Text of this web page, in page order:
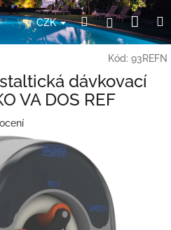
CZK HledatPřihlášení
Kód: 93REFN
dávkovací
VA DOS REF